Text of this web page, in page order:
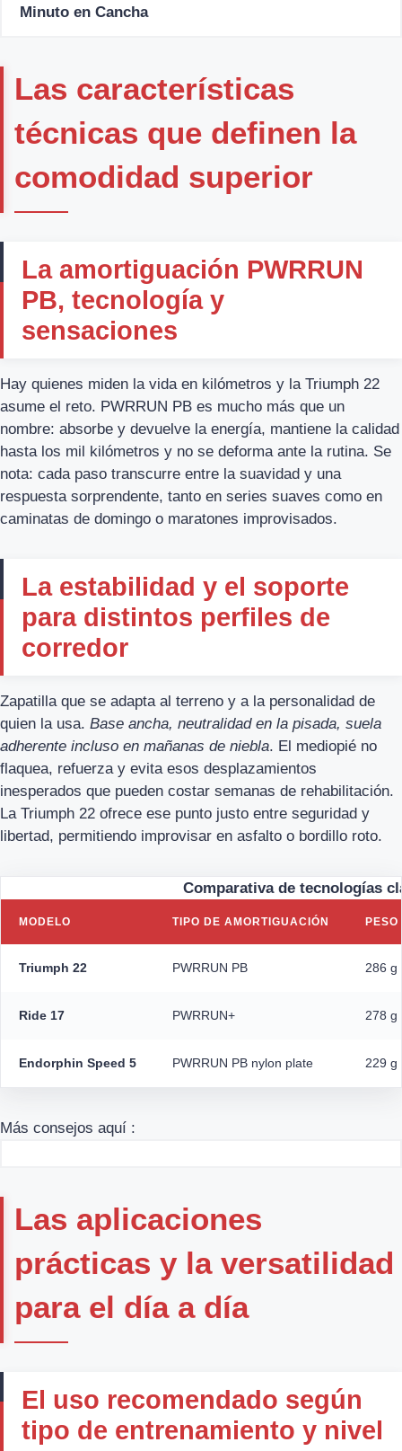
Minuto en Cancha
Las características
técnicas que definen la
comodidad superior
La amortiguación PWRRUN
PB, tecnología y
sensaciones
Hay quienes miden la vida en kilómetros y la Triumph 22
asume el reto. PWRRUN PB es mucho más que un
nombre: absorbe y devuelve la energía, mantiene la calidad
hasta los mil kilómetros y no se deforma ante la rutina. Se
nota: cada paso transcurre entre la suavidad y una
respuesta sorprendente, tanto en series suaves como en
caminatas de domingo o maratones improvisados.
La estabilidad y el soporte
para distintos perfiles de
corredor
Zapatilla que se adapta al terreno y a la personalidad de
quien la usa. Base ancha, neutralidad en la pisada, suela
adherente incluso en mañanas de niebla. El mediopié no
flaquea, refuerza y evita esos desplazamientos
inesperados que pueden costar semanas de rehabilitación.
La Triumph 22 ofrece ese punto justo entre seguridad y
libertad, permitiendo improvisar en asfalto o bordillo roto.
Comparativa de tecnologías
MODELO TIPO DE AMORTIGUACIÓN
Triumph 22 PWRRUN PB 286 g
Ride 17 PWRRUN+ 278 g
Endorphin Speed 5 PWRRUN PB nylon plate 229 g
Más consejos aquí :
Las aplicaciones
prácticas y la versatilidad
para el día a día
El uso recomendado según
tipo de entrenamiento y nivel